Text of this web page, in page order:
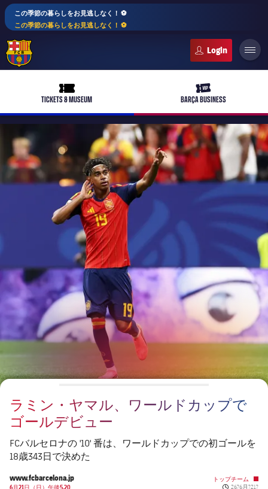
この季節の暮らしをお見逃しなく！ ⚽️
この季節の暮らしをお見逃しなく！ ⚽️
ticket-full
TICKETS & MUSEUM
ticket-vip
BARÇA BUSINESS
plusicon
label.aria.plus
バルサアカデミー
label.aria.plus
10年毎
会長
レジェンド
plusicon
label.aria.plus
プレスパス
PLUSICON
LABEL.ARIA.PLUS
トップチーム
女子サッカー
plusicon
label.aria.plus
スケジュール
チケット
結果
順位表
バルサAtlètic
plusicon
label.aria.plus
スケジュール
チケット
結果
順位表
PLUSICON
LABEL.ARIA.PLUS
トップチーム
plusicon
label.aria.plus
スケジュール
チケット
結果
順位表
LABEL.ARIA.PLUS
トップチーム
スケジュール
チケット
結果
PLUSICON
LABEL.ARIA.PLUS
トップチーム
plusicon
label.aria.plus
スケジュール
ラミン・ヤマル、ワールドカップで
ゴールデビュー
FCバルセロナの '10' 番は、ワールドカップでの初ゴールを
18歳343日で決めた
www.fcbarcelona.jp
6月21日（日）午後5.20
トップチーム
Published
26?6月?21?